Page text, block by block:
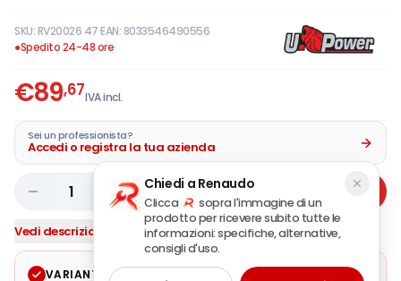
SKU:RV20026 47·EAN: 8033546490556
●Spedito 24-48 ore
€89,67IVA incl.
Sei un professionista?
Accedi o registra la tua azienda
1 Aggiungi
Vedi descrizione completa
VARIANTE SELEZIONATA Modifica
Chiedi a Renaudo
Clicca
sopra l'immagine di un
prodotto per ricevere subito tutte le
informazioni: specifiche, alternative,
consigli d'uso.